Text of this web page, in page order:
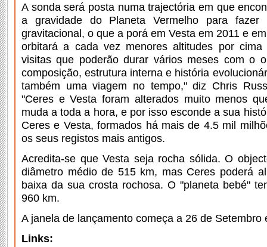
A sonda será posta numa trajectória em que
a gravidade do Planeta Vermelho para
gravitacional, o que a porá em Vesta em 2011 e
orbitará a cada vez menores altitudes por
visitas que poderão durar vários meses com o
composição, estrutura interna e história
também uma viagem no tempo," diz Chris
"Ceres e Vesta foram alterados muito menos
muda a toda a hora, e por isso esconde a sua
Ceres e Vesta, formados há mais de 4.5 mil
os seus registos mais antigos.
Acredita-se que Vesta seja rocha sólida. O
diâmetro médio de 515 km, mas Ceres poderá
baixa da sua crosta rochosa. O "planeta bebé"
960 km.
A janela de lançamento começa a 26 de Setembro
Links: